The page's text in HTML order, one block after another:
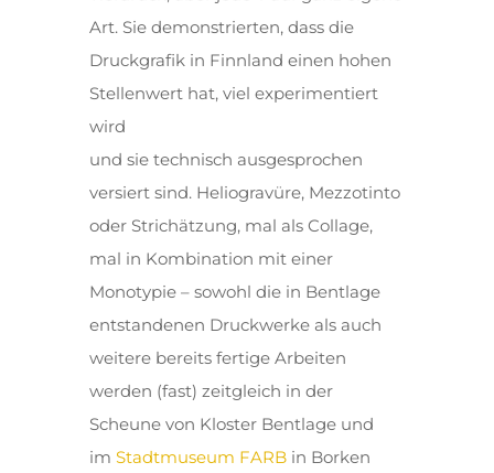
Art. Sie demonstrierten, dass die
Druckgrafik in Finnland einen hohen
Stellenwert hat, viel experimentiert
wird
und sie technisch ausgesprochen
versiert sind. Heliogravüre, Mezzotinto
oder Strichätzung, mal als Collage,
mal in Kombination mit einer
Monotypie – sowohl die in Bentlage
entstandenen Druckwerke als auch
weitere bereits fertige Arbeiten
werden (fast) zeitgleich in der
Scheune von Kloster Bentlage und
im Stadtmuseum FARB in Borken